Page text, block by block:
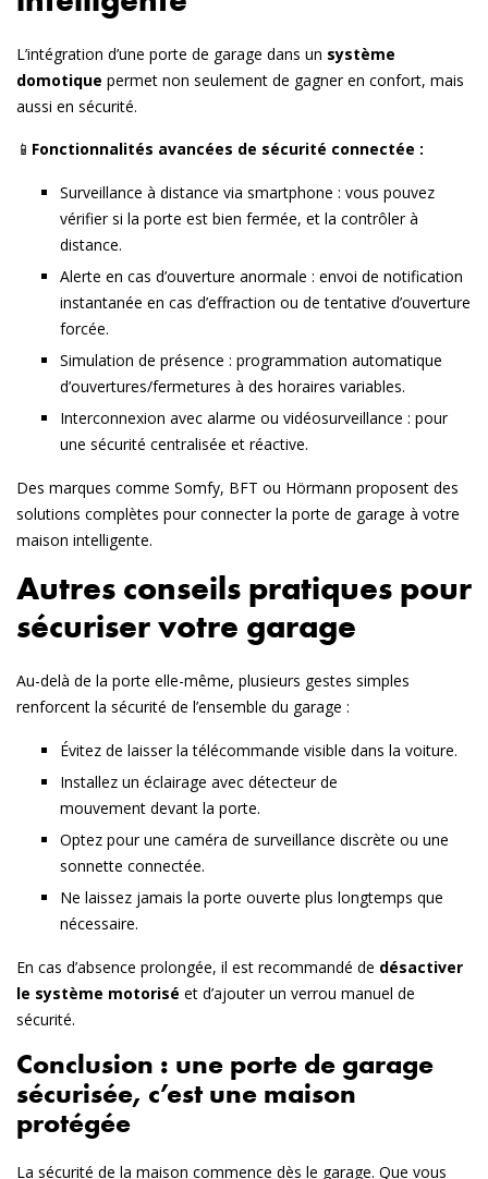
L’intégration d’une porte de garage dans un système
domotique permet non seulement de gagner en confort, mais
aussi en sécurité.
📱 Fonctionnalités avancées de sécurité connectée :
Surveillance à distance via smartphone : vous pouvez
vérifier si la porte est bien fermée, et la contrôler à
distance.
Alerte en cas d’ouverture anormale : envoi de notification
instantanée en cas d’effraction ou de tentative d’ouverture
forcée.
Simulation de présence : programmation automatique
d’ouvertures/fermetures à des horaires variables.
Interconnexion avec alarme ou vidéosurveillance : pour
une sécurité centralisée et réactive.
Des marques comme Somfy, BFT ou Hörmann proposent des
solutions complètes pour connecter la porte de garage à votre
maison intelligente.
Autres conseils pratiques pour
sécuriser votre garage
Au-delà de la porte elle-même, plusieurs gestes simples
renforcent la sécurité de l’ensemble du garage :
Évitez de laisser la télécommande visible dans la voiture.
Installez un éclairage avec détecteur de
mouvement devant la porte.
Optez pour une caméra de surveillance discrète ou une
sonnette connectée.
Ne laissez jamais la porte ouverte plus longtemps que
nécessaire.
En cas d’absence prolongée, il est recommandé de désactiver
le système motorisé et d’ajouter un verrou manuel de
sécurité.
Conclusion : une porte de garage
sécurisée, c’est une maison
protégée
La sécurité de la maison commence dès le garage. Que vous